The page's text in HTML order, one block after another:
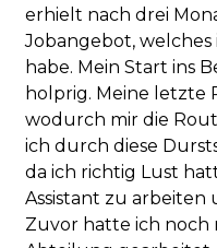
erhielt nach drei
Jobangebot,
habe. Mein Start ins
holprig. Meine letzte
wodurch mir die
ich durch diese
da ich richtig Lust
Assistant zu
Zuvor hatte ich noch